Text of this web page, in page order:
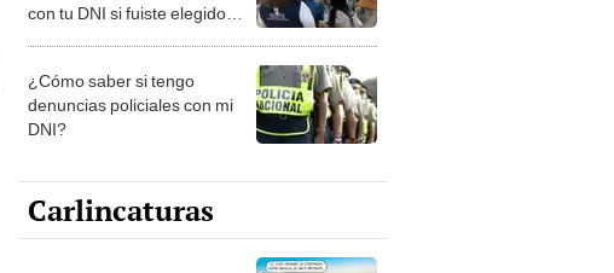
con tu DNI si fuiste elegido
la ONPE
¿Cómo saber si tengo
denuncias policiales con mi
DNI?
Carlincaturas